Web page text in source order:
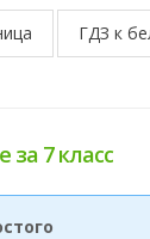
ГДЗ к
за 7 класс